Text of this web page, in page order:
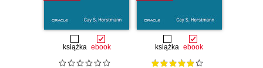
książka ebook książka ebook